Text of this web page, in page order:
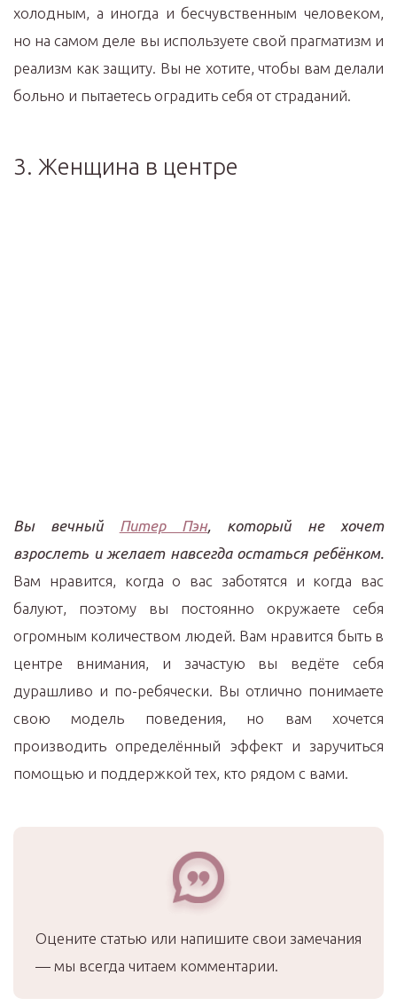
холодным, а иногда и бесчувственным человеком,
но на самом деле вы используете свой прагматизм и
реализм как защиту. Вы не хотите, чтобы вам делали
больно и пытаетесь оградить себя от страданий.
3. Женщина в центре
Вы вечный Питер Пэн, который не хочет
взрослеть и желает навсегда остаться ребёнком.
Вам нравится, когда о вас заботятся и когда вас
балуют, поэтому вы постоянно окружаете себя
огромным количеством людей. Вам нравится быть в
центре внимания, и зачастую вы ведёте себя
дурашливо и по-ребячески. Вы отлично понимаете
свою модель поведения, но вам хочется
производить определённый эффект и заручиться
помощью и поддержкой тех, кто рядом с вами.
Оцените статью или напишите свои замечания
— мы всегда читаем комментарии.